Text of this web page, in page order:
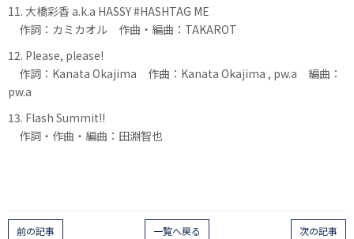
11. 大橋彩香 a.k.a HASSY #HASHTAG ME
作詞：カミカオル 作曲・編曲：TAKAROT
12. Please, please!
作詞：Kanata Okajima 作曲：Kanata Okajima , pw.a 編曲：
pw.a
13. Flash Summit!!
作詞・作曲・編曲：田淵智也
次の記事
一覧へ戻る
前の記事